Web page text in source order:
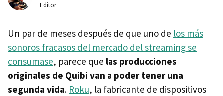
Editor
Un par de meses después de que uno de los más
sonoros fracasos del mercado del streaming se
consumase, parece que las producciones
originales de Quibi van a poder tener una
segunda vida. Roku, la fabricante de dispositivos